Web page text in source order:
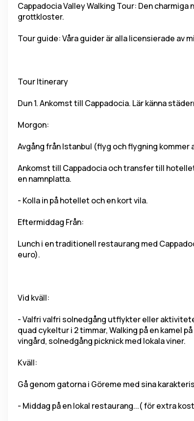
Cappadocia Valley Walking Tour: Den
grottkloster.
Tour guide: Våra guider är alla licensierade av
Tour Itinerary
Dun 1. Ankomst till Cappadocia. Lär känna
Morgon:
Avgång från Istanbul (flyg och flygning
Ankomst till Cappadocia och transfer till
en namnplatta.
- Kolla in på hotellet och en kort vila.
Eftermiddag Från:
Lunch i en traditionell restaurang med
euro).
Vid kväll:
- Valfri valfri solnedgång utflykter eller
quad cykeltur i 2 timmar, Walking på en kamel
vingård, solnedgång picknick med lokala viner.
Kväll:
Gå genom gatorna i Göreme med sina
- Middag på en lokal restaurang...( för extra